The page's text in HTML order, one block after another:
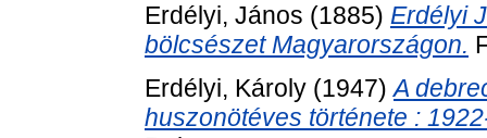
Erdélyi, János (1885) Erdélyi
bölcsészet Magyarországon.
Erdélyi, Károly (1947)A
huszonötéves története :